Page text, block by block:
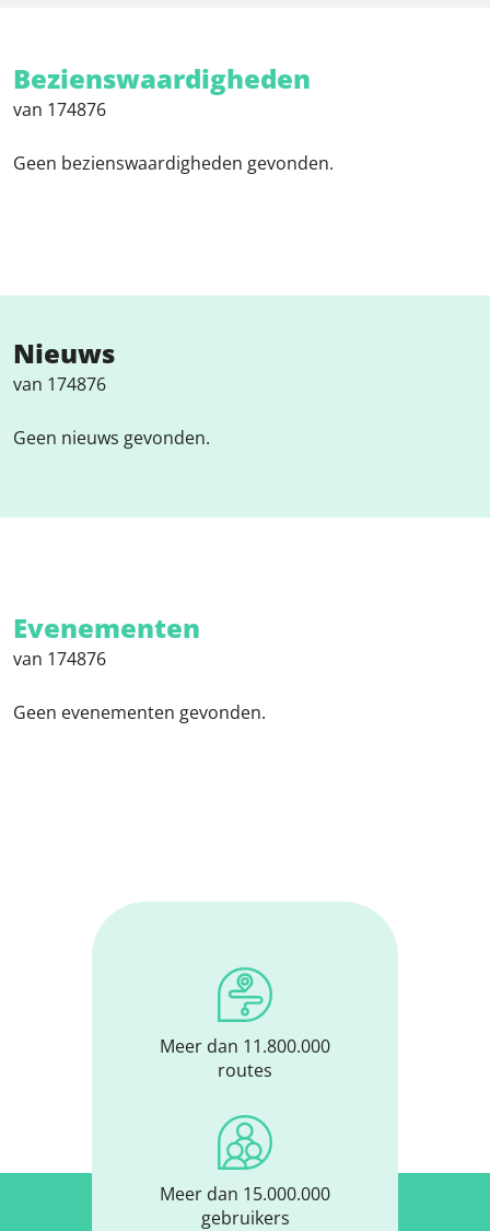
Bezienswaardigheden
van 174876
Geen bezienswaardigheden gevonden.
Nieuws
van 174876
Geen nieuws gevonden.
Evenementen
van 174876
Geen evenementen gevonden.
Meer dan 11.800.000
routes
Meer dan 15.000.000
gebruikers